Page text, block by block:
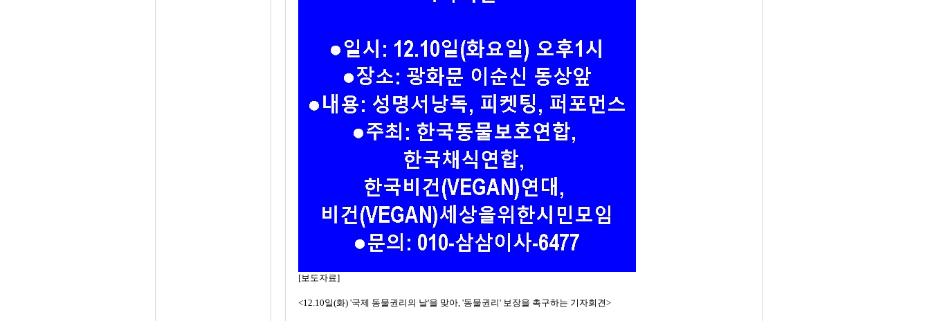
[보도자료]
<12.10일(화) '국제 동물권리의 날'을 맞아, '동물권리' 보장을 촉구하는 기자회견>